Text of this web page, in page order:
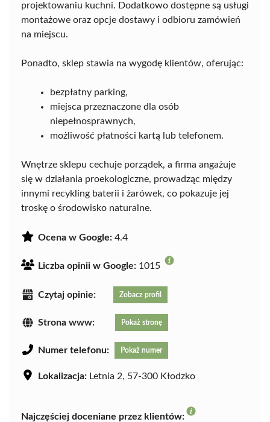
projektowaniu kuchni. Dodatkowo dostępne są usługi
montażowe oraz opcje dostawy i odbioru zamówień
na miejscu.
Ponadto, sklep stawia na wygodę klientów, oferując:
bezpłatny parking,
miejsca przeznaczone dla osób
niepełnosprawnych,
możliwość płatności kartą lub telefonem.
Wnętrze sklepu cechuje porządek, a firma angażuje
się w działania proekologiczne, prowadząc między
innymi recykling baterii i żarówek, co pokazuje jej
troskę o środowisko naturalne.
Ocena w Google: 4.4
Liczba opinii w Google: 1015
Czytaj opinie: Zobacz profil
Strona www: Pokaż stronę
Numer telefonu: Pokaż numer
Lokalizacja: Letnia 2, 57-300 Kłodzko
Najczęściej doceniane przez klientów: